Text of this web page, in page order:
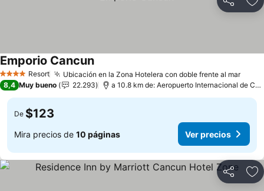
Compartir
4 EstrellasResort Ubicación en la Zona Hotelera con doble frente al marVer
Emporio CancunVer precios
8,4 Muy bueno 22.293 a 10.8 km de: Aeropuerto Internacional de
De $123
Mira precios de 10 páginas Ver precios
Compartir